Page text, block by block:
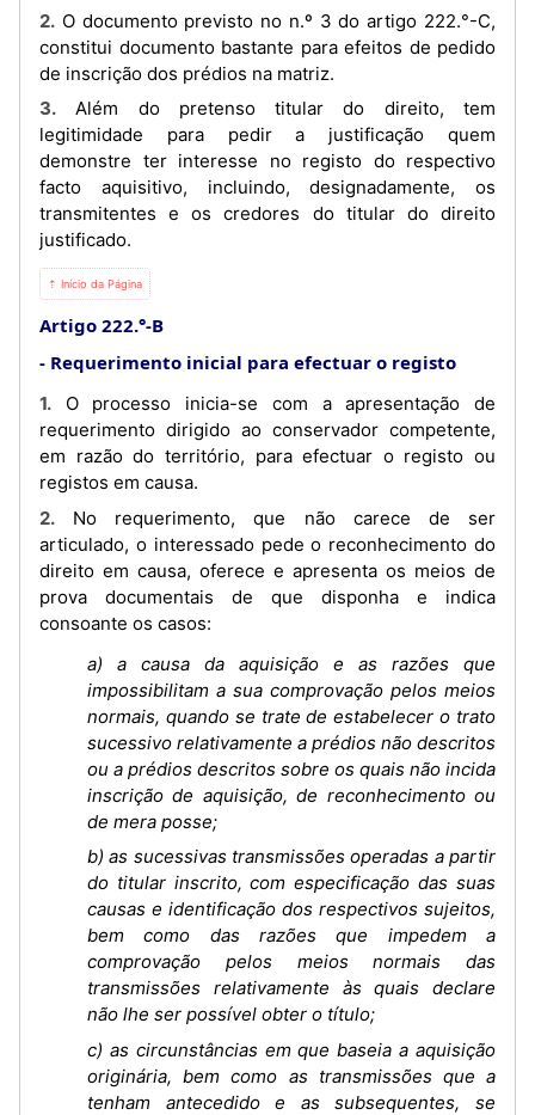
2. O documento previsto no n.º 3 do artigo 222.°-C,
constitui documento bastante para efeitos de pedido
de inscrição dos prédios na matriz.
3. Além do pretenso titular do direito, tem
legitimidade para pedir a justificação quem
demonstre ter interesse no registo do respectivo
facto aquisitivo, incluindo, designadamente, os
transmitentes e os credores do titular do direito
justificado.
⇡ Início da Página
Artigo 222.°-B
Requerimento inicial para efectuar o registo
1. O processo inicia-se com a apresentação de
requerimento dirigido ao conservador competente,
em razão do território, para efectuar o registo ou
registos em causa.
2. No requerimento, que não carece de ser
articulado, o interessado pede o reconhecimento do
direito em causa, oferece e apresenta os meios de
prova documentais de que disponha e indica
consoante os casos:
a) a causa da aquisição e as razões que
impossibilitam a sua comprovação pelos meios
normais, quando se trate de estabelecer o trato
sucessivo relativamente a prédios não descritos
ou a prédios descritos sobre os quais não incida
inscrição de aquisição, de reconhecimento ou
de mera posse;
b) as sucessivas transmissões operadas a partir
do titular inscrito, com especificação das suas
causas e identificação dos respectivos sujeitos,
bem como das razões que impedem a
comprovação pelos meios normais das
transmissões relativamente às quais declare
não lhe ser possível obter o título;
c) as circunstâncias em que baseia a aquisição
originária, bem como as transmissões que a
tenham antecedido e as subsequentes, se